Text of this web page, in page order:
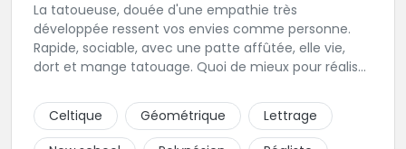
La tatoueuse, douée d'une empathie très
développée ressent vos envies comme personne.
Rapide, sociable, avec une patte affûtée, elle vie,
dort et mange tatouage. Quoi de mieux pour réaliser
Celtique
Géométrique
Lettrage